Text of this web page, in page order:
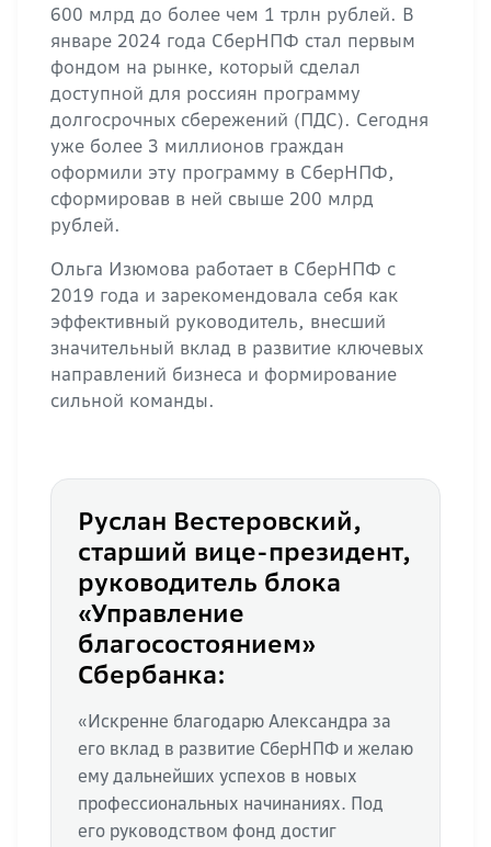
600 млрд до более чем 1 трлн рублей. В
январе 2024 года СберНПФ стал первым
фондом на рынке, который сделал
доступной для россиян программу
долгосрочных сбережений (ПДС). Сегодня
уже более 3 миллионов граждан
оформили эту программу в СберНПФ,
сформировав в ней свыше 200 млрд
рублей.
Ольга Изюмова работает в СберНПФ с
2019 года и зарекомендовала себя как
эффективный руководитель, внесший
значительный вклад в развитие ключевых
направлений бизнеса и формирование
сильной команды.
Руслан Вестеровский,
старший вице-президент,
руководитель блока
«Управление
благосостоянием»
Сбербанка:
«Искренне благодарю Александра за
его вклад в развитие СберНПФ и желаю
ему дальнейших успехов в новых
профессиональных начинаниях. Под
его руководством фонд достиг